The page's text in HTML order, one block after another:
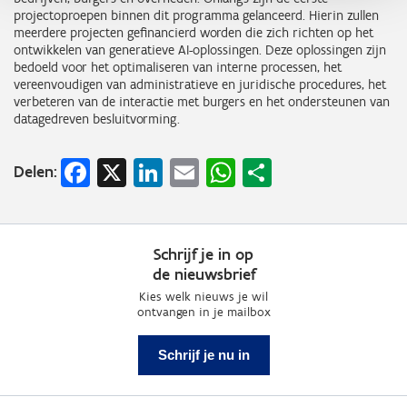
projectoproepen binnen dit programma gelanceerd. Hierin zullen
meerdere projecten gefinancierd worden die zich richten op het
ontwikkelen van generatieve AI-oplossingen. Deze oplossingen zijn
bedoeld voor het optimaliseren van interne processen, het
vereenvoudigen van administratieve en juridische procedures, het
verbeteren van de interactie met burgers en het ondersteunen van
datagedreven besluitvorming.
Delen: Facebook
X LinkedIn
EmailWhatsApp
Schrijf je in op
de nieuwsbrief
Kies welk nieuws je wil
ontvangen in je mailbox
Schrijf je nu in